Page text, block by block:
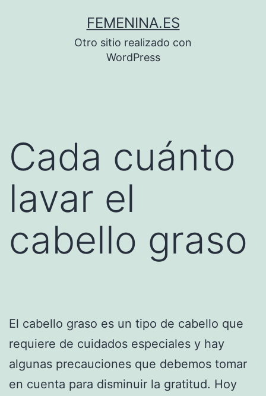
FEMENINA.ES
Otro sitio realizado con
WordPress
Cada cuánto
lavar el
cabello graso
El cabello graso es un tipo de cabello que
requiere de cuidados especiales y hay
algunas precauciones que debemos tomar
en cuenta para disminuir la gratitud. Hoy